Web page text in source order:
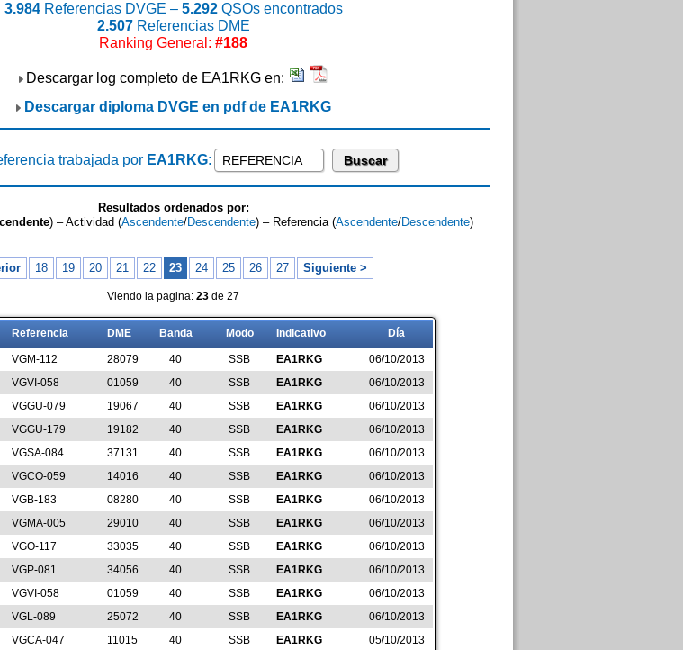
3.984Referencias DVGE – 5.292QSOs encontrados
2.507Referencias DME
Ranking General: #188
Descargar log completo de EA1RKG en:
Descargar diploma DVGE en pdf de EA1RKG
trabajada por EA1RKG:
Resultados ordenados por:
) – Actividad (Ascendente/Descendente) – Referencia (Ascendente/Descendente)
18 19 20 21 22 23 24 25 26 27 Siguiente >
Viendo la pagina: 23 de 27
Referencia DME Banda Modo Indicativo Día
VGM-112 28079 40 SSB EA1RKG
06/10/2013
VGVI-058 01059 40 SSB EA1RKG
06/10/2013
VGGU-079 19067 40 SSB EA1RKG
06/10/2013
VGGU-179 19182 40 SSB EA1RKG
06/10/2013
VGSA-084 37131 40 SSB EA1RKG
06/10/2013
VGCO-059 14016 40 SSB EA1RKG
06/10/2013
VGB-183 08280 40 SSB EA1RKG
06/10/2013
VGMA-005 29010 40 SSB EA1RKG
06/10/2013
VGO-117 33035 40 SSB EA1RKG
06/10/2013
VGP-081 34056 40 SSB EA1RKG
06/10/2013
VGVI-058 01059 40 SSB EA1RKG
06/10/2013
VGL-089 25072 40 SSB EA1RKG
06/10/2013
VGCA-047 11015 40 SSB EA1RKG
05/10/2013